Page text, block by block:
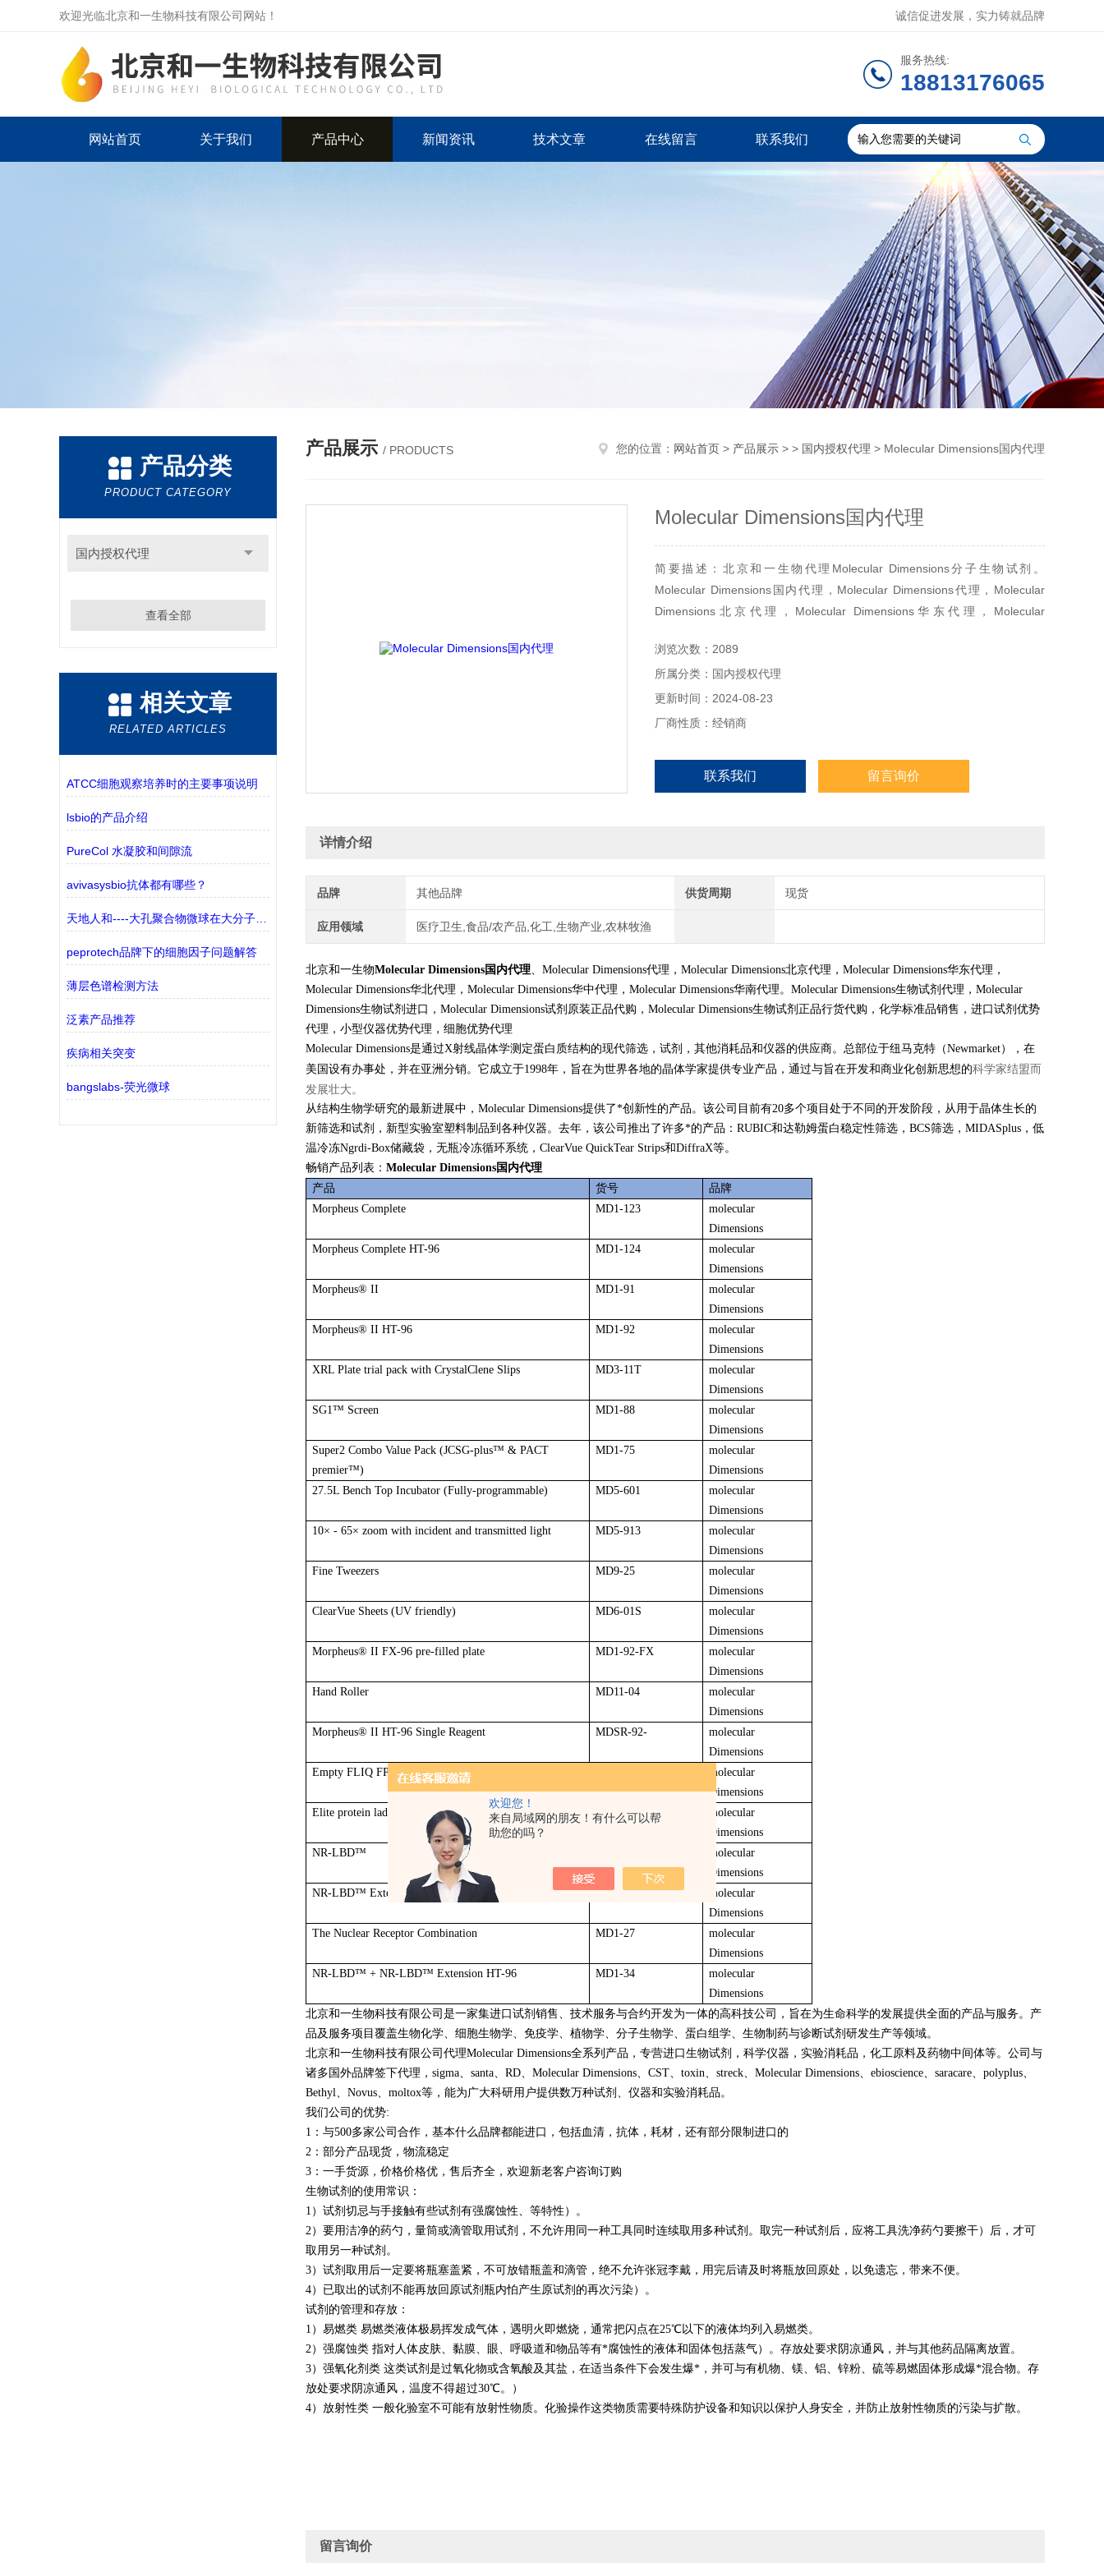
欢迎您！
来自局域网的朋友！有什么可以帮
助您的吗？
欢迎光临北京和一生物科技有限公司网站！ 诚信促进发展，实力铸就品牌
服务热线:
18813176065
网站首页 关于我们 产品中心 新闻资讯 技术文章 在线留言 联系我们
产品分类
PRODUCT CATEGORY
国内授权代理
查看全部
相关文章
RELATED ARTICLES
ATCC细胞观察培养时的主要事项说明
lsbio的产品介绍
PureCol 水凝胶和间隙流
avivasysbio抗体都有哪些？
天地人和----大孔聚合物微球在大分子纯化中的应用
peprotech品牌下的细胞因子问题解答
薄层色谱检测方法
泛素产品推荐
疾病相关突变
bangslabs-荧光微球
产品展示 / PRODUCTS 您的位置： 网站首页 > 产品展示 > > 国内授权代理 > Molecular Dimensions国内代理
Molecular Dimensions国内代理
简要描述：北京和一生物代理Molecular Dimensions分子生物试剂。
Molecular Dimensions国内代理，Molecular Dimensions代理，Molecular
Dimensions北京代理，Molecular Dimensions华东代理，Molecular
浏览次数：2089
所属分类：国内授权代理
更新时间：2024-08-23
厂商性质：经销商
联系我们 留言询价
详情介绍
品牌 其他品牌 供货周期 现货
应用领域 医疗卫生,食品/农产品,化工,生物产业,农林牧渔
北京和一生物Molecular Dimensions国内代理、Molecular Dimensions代理，Molecular Dimensions北京代理，Molecular Dimensions华东代理，
Molecular Dimensions华北代理，Molecular Dimensions华中代理，Molecular Dimensions华南代理。Molecular Dimensions生物试剂代理，Molecular
Dimensions生物试剂进口，Molecular Dimensions试剂原装正品代购，Molecular Dimensions生物试剂正品行货代购，化学标准品销售，进口试剂优势
代理，小型仪器优势代理，细胞优势代理
Molecular Dimensions是通过X射线晶体学测定蛋白质结构的现代筛选，试剂，其他消耗品和仪器的供应商。总部位于纽马克特（Newmarket），在
美国设有办事处，并在亚洲分销。它成立于1998年，旨在为世界各地的晶体学家提供专业产品，通过与旨在开发和商业化创新思想的科学家结盟而
发展壮大。
从结构生物学研究的最新进展中，Molecular Dimensions提供了*创新性的产品。该公司目前有20多个项目处于不同的开发阶段，从用于晶体生长的
新筛选和试剂，新型实验室塑料制品到各种仪器。去年，该公司推出了许多*的产品：RUBIC和达勒姆蛋白稳定性筛选，BCS筛选，MIDASplus，低
温冷冻Ngrdi-Box储藏袋，无瓶冷冻循环系统，ClearVue QuickTear Strips和DiffraX等。
畅销产品列表： Molecular Dimensions国内代理
产品
货号
品牌
Morpheus Complete
MD1-123
molecular
Dimensions
Morpheus Complete HT-96
MD1-124
molecular
Dimensions
Morpheus® II
MD1-91
molecular
Dimensions
Morpheus® II HT-96
MD1-92
molecular
Dimensions
XRL Plate trial pack with CrystalClene Slips
MD3-11T
molecular
Dimensions
SG1™ Screen
MD1-88
molecular
Dimensions
Super2 Combo Value Pack (JCSG-plus™ & PACT
premier™)
MD1-75
molecular
Dimensions
27.5L Bench Top Incubator (Fully-programmable)
MD5-601
molecular
Dimensions
10× - 65× zoom with incident and transmitted light
MD5-913
molecular
Dimensions
Fine Tweezers
MD9-25
molecular
Dimensions
ClearVue Sheets (UV friendly)
MD6-01S
molecular
Dimensions
Morpheus® II FX-96 pre-filled plate
MD1-92-FX
molecular
Dimensions
Hand Roller
MD11-04
molecular
Dimensions
Morpheus® II HT-96 Single Reagent
MDSR-92-
molecular
Dimensions
Empty FLIQ FPLC Columns, 1ml/5ml/10ml/20ml
molecular
Dimensions
Elite protein ladders
PAL-EPL-500/2500
molecular
Dimensions
NR-LBD™
molecular
Dimensions
NR-LBD™ Extension MD1-26
molecular
Dimensions
The Nuclear Receptor Combination
MD1-27
molecular
Dimensions
NR-LBD™ + NR-LBD™ Extension HT-96 MD1-34
molecular
Dimensions
北京和一生物科技有限公司是一家集进口试剂销售、技术服务与合约开发为一体的高科技公司，旨在为生命科学的发展提供全面的产品与服务。产
品及服务项目覆盖生物化学、细胞生物学、免疫学、植物学、分子生物学、蛋白组学、生物制药与诊断试剂研发生产等领域。
北京和一生物科技有限公司代理Molecular Dimensions全系列产品，专营进口生物试剂，科学仪器，实验消耗品，化工原料及药物中间体等。公司与
诸多国外品牌签下代理，sigma、santa、RD、Molecular Dimensions、CST、toxin、streck、Molecular Dimensions、ebioscience、saracare、polyplus、
Bethyl、Novus、moltox等，能为广大科研用户提供数万种试剂、仪器和实验消耗品。
我们公司的优势:
1：与500多家公司合作，基本什么品牌都能进口，包括血清，抗体，耗材，还有部分限制进口的
2：部分产品现货，物流稳定
3：一手货源，价格价格优，售后齐全，欢迎新老客户咨询订购
生物试剂的使用常识：
1）试剂切忌与手接触有些试剂有强腐蚀性、等特性）。
2）要用洁净的药勺，量筒或滴管取用试剂，不允许用同一种工具同时连续取用多种试剂。取完一种试剂后，应将工具洗净药勺要擦干）后，才可
取用另一种试剂。
3）试剂取用后一定要将瓶塞盖紧，不可放错瓶盖和滴管，绝不允许张冠李戴，用完后请及时将瓶放回原处，以免遗忘，带来不便。
4）已取出的试剂不能再放回原试剂瓶内怕产生原试剂的再次污染）。
试剂的管理和存放：
1）易燃类 易燃类液体极易挥发成气体，遇明火即燃烧，通常把闪点在25℃以下的液体均列入易燃类。
2）强腐蚀类 指对人体皮肤、黏膜、眼、呼吸道和物品等有*腐蚀性的液体和固体包括蒸气）。存放处要求阴凉通风，并与其他药品隔离放置。
3）强氧化剂类 这类试剂是过氧化物或含氧酸及其盐，在适当条件下会发生爆*，并可与有机物、镁、铝、锌粉、硫等易燃固体形成爆*混合物。存
放处要求阴凉通风，温度不得超过30℃。）
4）放射性类 一般化验室不可能有放射性物质。化验操作这类物质需要特殊防护设备和知识以保护人身安全，并防止放射性物质的污染与扩散。
留言询价